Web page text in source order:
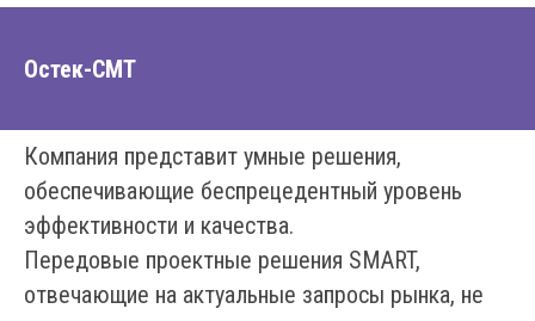
Остек-СМТ
Компания представит умные решения,
обеспечивающие беспрецедентный уровень
эффективности и качества.
Передовые проектные решения SMART,
отвечающие на актуальные запросы рынка, не